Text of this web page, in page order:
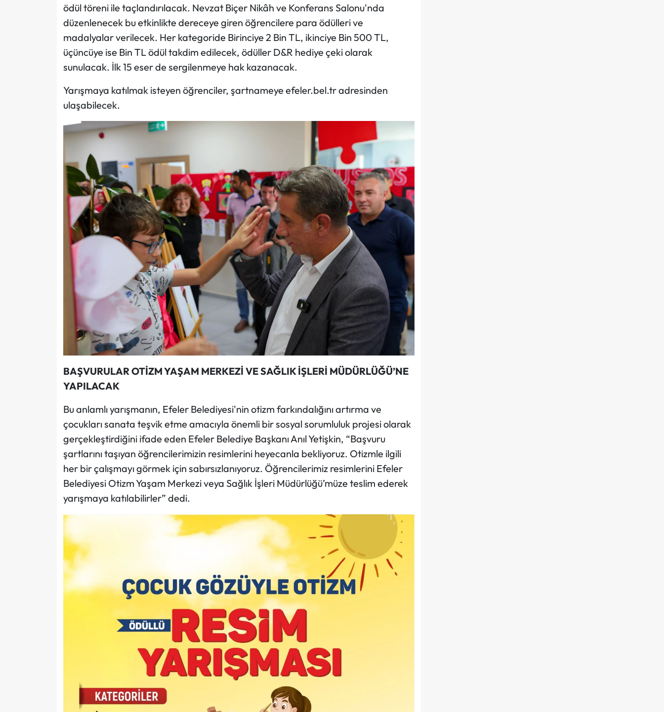
ödül töreni ile taçlandırılacak. Nevzat Biçer Nikâh ve Konferans Salonu'nda
düzenlenecek bu etkinlikte dereceye giren öğrencilere para ödülleri ve
madalyalar verilecek. Her kategoride Birinciye 2 Bin TL, ikinciye Bin 500 TL,
üçüncüye ise Bin TL ödül takdim edilecek, ödüller D&R hediye çeki olarak
sunulacak. İlk 15 eser de sergilenmeye hak kazanacak.
Yarışmaya katılmak isteyen öğrenciler, şartnameye efeler.bel.tr adresinden
ulaşabilecek.
BAŞVURULAR OTİZM YAŞAM MERKEZİ VE SAĞLIK İŞLERİ MÜDÜRLÜĞÜ’NE
YAPILACAK
Bu anlamlı yarışmanın, Efeler Belediyesi'nin otizm farkındalığını artırma ve
çocukları sanata teşvik etme amacıyla önemli bir sosyal sorumluluk projesi olarak
gerçekleştirdiğini ifade eden Efeler Belediye Başkanı Anıl Yetişkin, “Başvuru
şartlarını taşıyan öğrencilerimizin resimlerini heyecanla bekliyoruz. Otizmle ilgili
her bir çalışmayı görmek için sabırsızlanıyoruz. Öğrencilerimiz resimlerini Efeler
Belediyesi Otizm Yaşam Merkezi veya Sağlık İşleri Müdürlüğü’müze teslim ederek
yarışmaya katılabilirler” dedi.